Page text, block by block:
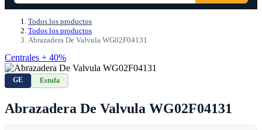
Todos los productos
Todos los productos
Abrazadera De Valvula WG02F04131
Centrales + 40%
GE Estufa
Abrazadera De Valvula WG02F04131